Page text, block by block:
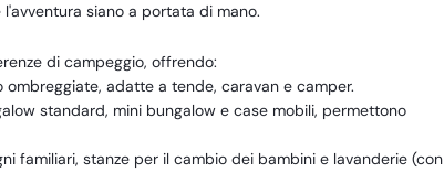
siano a portata di mano.
di campeggio, offrendo:
ombreggiate, adatte a tende, caravan e camper.
standard, mini bungalow e case mobili, permettono
familiari, stanze per il cambio dei bambini e lavanderie (con